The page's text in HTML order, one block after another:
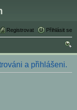
Přihlásit se
Registrovat
led
a přihlášeni.